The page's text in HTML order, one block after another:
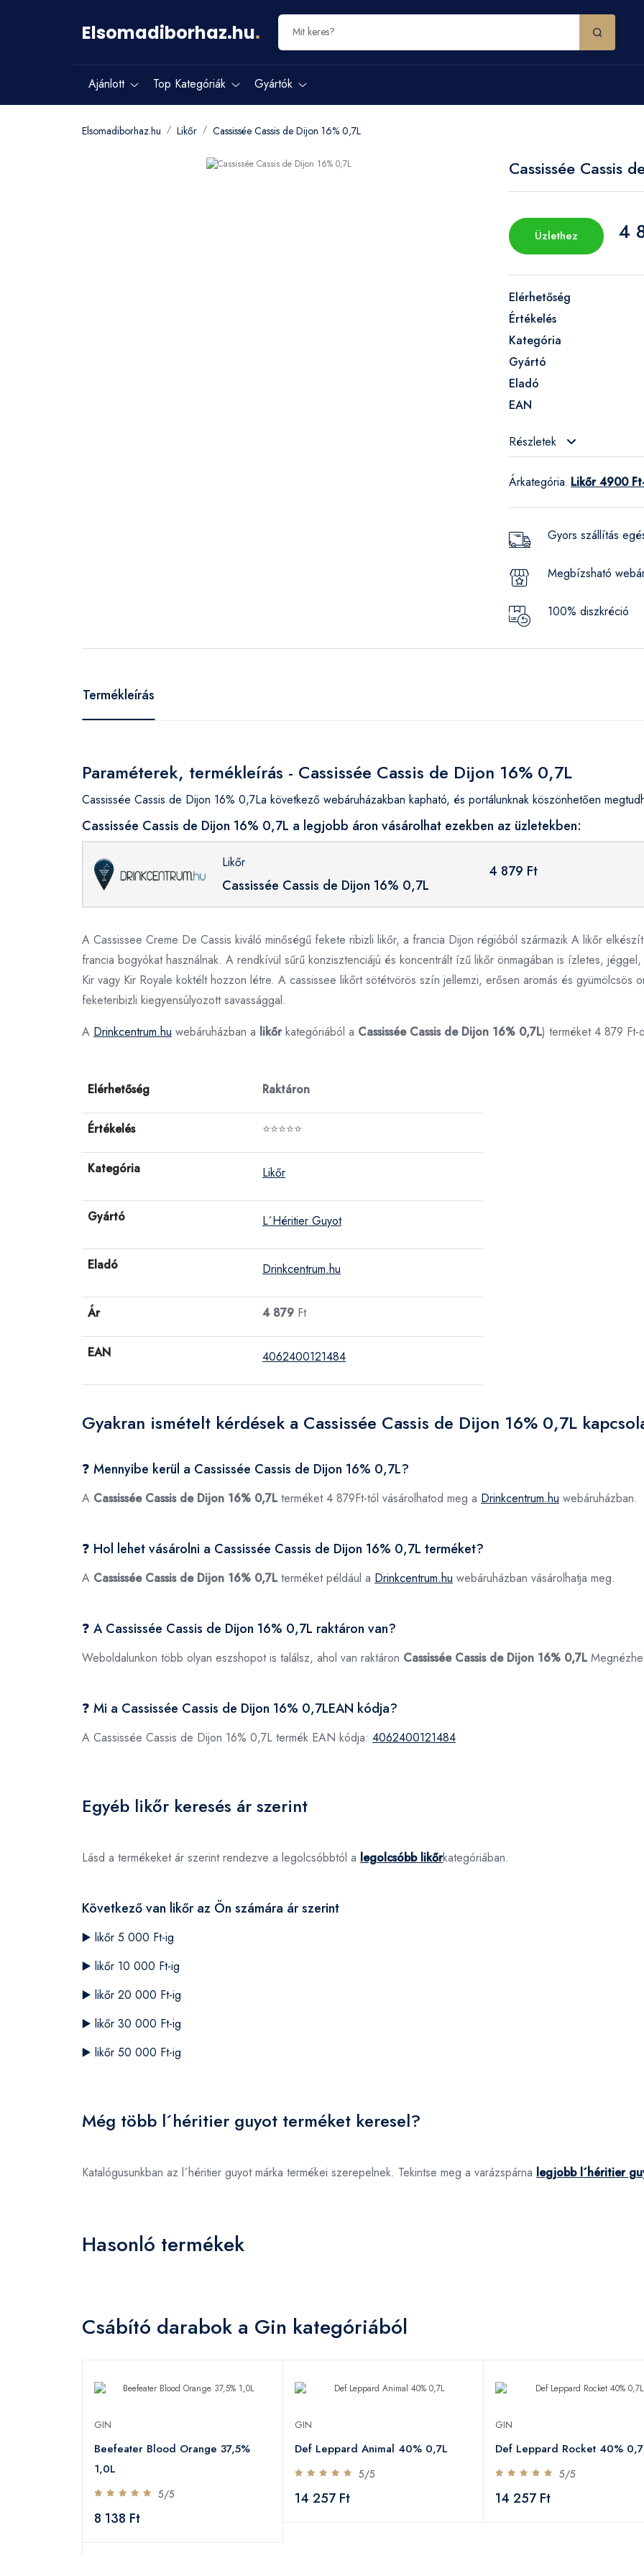
Elsomadiborhaz.hu.
Ajánlott Top Kategóriák Gyártók
Elsomadiborhaz.hu Likőr Cassissée Cassis de Dijon 16% 0,7L
Cassissée Cassis
Üzlethez 4
Elérhetőség
Értékelés
Kategória
Gyártó
Eladó
EAN
Részletek
Árkategória: Likőr 4900
Gyors szállítás
Megbízsható
100% diszkréció
Termékleírás
Paraméterek, termékleírás - Cassissée Cassis de Dijon 16% 0,7L
Cassissée Cassis de Dijon 16% 0,7La következő webáruházakban kapható, és portálunknak köszönhetően
Cassissée Cassis de Dijon 16% 0,7L a legjobb áron vásárolhat ezekben az üzletekben:
Likőr
Cassissée Cassis de Dijon 16% 0,7L
4 879 Ft
A Cassissee Creme De Cassis kiváló minőségű fekete ribizli likőr, a francia Dijon régióból származik A likőr
francia bogyókat használnak. A rendkívül sűrű konzisztenciájú és koncentrált ízű likőr önmagában is ízletes,
Kir vagy Kir Royale koktélt hozzon létre. A cassissee likőrt sötétvörös szín jellemzi, erősen aromás és
feketeribizli kiegyensúlyozott savassággal.
A Drinkcentrum.hu webáruházban a likőrkategóriából a Cassissée Cassis de Dijon 16% 0,7L) terméket 4 879 Ft-
Elérhetőség Raktáron
Értékelés ⭐⭐⭐⭐⭐
Kategória Likőr
Gyártó L´Héritier Guyot
Eladó Drinkcentrum.hu
Ár 4 879 Ft
EAN 4062400121484
Gyakran ismételt kérdések a Cassissée Cassis de Dijon 16% 0,7L
❓ Mennyibe kerül a Cassissée Cassis de Dijon 16% 0,7L?
A Cassissée Cassis de Dijon 16% 0,7Lterméket 4 879Ft-tól vásárolhatod meg a Drinkcentrum.hu webáruházban.
❓ Hol lehet vásárolni a Cassissée Cassis de Dijon 16% 0,7L terméket?
A Cassissée Cassis de Dijon 16% 0,7Lterméket például a Drinkcentrum.hu webáruházban vásárolhatja meg.
❓ A Cassissée Cassis de Dijon 16% 0,7L raktáron van?
Weboldalunkon több olyan eszshopot is találsz, ahol van raktáron Cassissée Cassis de Dijon 16% 0,7L
❓ Mi a Cassissée Cassis de Dijon 16% 0,7LEAN kódja?
A Cassissée Cassis de Dijon 16% 0,7L termék EAN kódja: 4062400121484
Egyéb likőr keresés ár szerint
Lásd a termékeket ár szerint rendezve a legolcsóbbtól a legolcsóbb likőrkategóriában.
Következő van likőr az Ön számára ár szerint
▶️ likőr 5 000 Ft-ig
▶️ likőr 10 000 Ft-ig
▶️ likőr 20 000 Ft-ig
▶️ likőr 30 000 Ft-ig
▶️ likőr 50 000 Ft-ig
Még több l´héritier guyot terméket keresel?
Katalógusunkban az l´héritier guyot márka termékei szerepelnek. Tekintse meg a varázspárna legjobb l´héritier
Hasonló termékek
Csábító darabok a Gin kategóriából
GIN
Beefeater Blood Orange 37,5%
1,0L
5/5
8 138 Ft
GIN
Def Leppard Animal 40% 0,7L
5/5
14 257 Ft
GIN
Def Leppard Rocket 40%
5/5
14 257 Ft